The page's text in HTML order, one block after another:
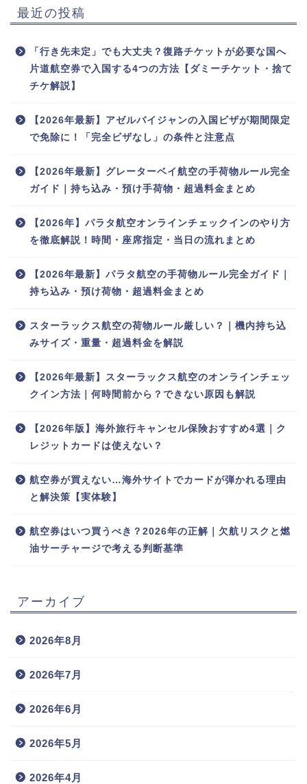
最近の投稿
「行き先未定」でも大丈夫？復路チケットが必要な国へ
片道航空券で入国する4つの方法【ダミーチケット・捨て
チケ解説】
【2026年最新】アゼルバイジャンの入国ビザが期間限定
で免除に！「完全ビザなし」の条件と注意点
【2026年最新】グレーターベイ航空の手荷物ルール完全
ガイド｜持ち込み・預け手荷物・超過料金まとめ
【2026年】パラタ航空オンラインチェックインのやり方
を徹底解説！時間・座席指定・当日の流れまとめ
【2026年最新】パラタ航空の手荷物ルール完全ガイド｜
持ち込み・預け荷物・超過料金まとめ
スターラックス航空の荷物ルール厳しい？｜機内持ち込
みサイズ・重量・超過料金を解説
【2026年最新】スターラックス航空のオンラインチェッ
クイン方法｜何時間前から？できない原因も解説
【2026年版】海外旅行キャンセル保険おすすめ4選｜ク
レジットカードは使えない？
航空券が買えない…海外サイトでカードが弾かれる理由
と解決策【実体験】
航空券はいつ買うべき？2026年の正解｜欠航リスクと燃
油サーチャージで考える判断基準
アーカイブ
2026年8月
2026年7月
2026年6月
2026年5月
2026年4月